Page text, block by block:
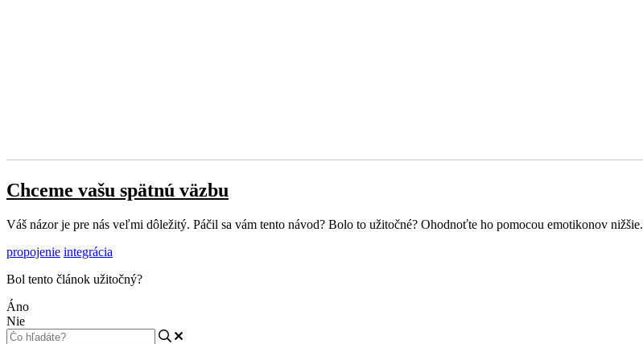
Chceme vašu spätnú väzbu
Váš názor je pre nás veľmi dôležitý. Páčil sa vám tento návod? Bolo to užitočné? Ohodnoťte ho pomocou emotikonov nižšie.
propojenie integrácia
Bol tento článok užitočný?
Áno
Nie